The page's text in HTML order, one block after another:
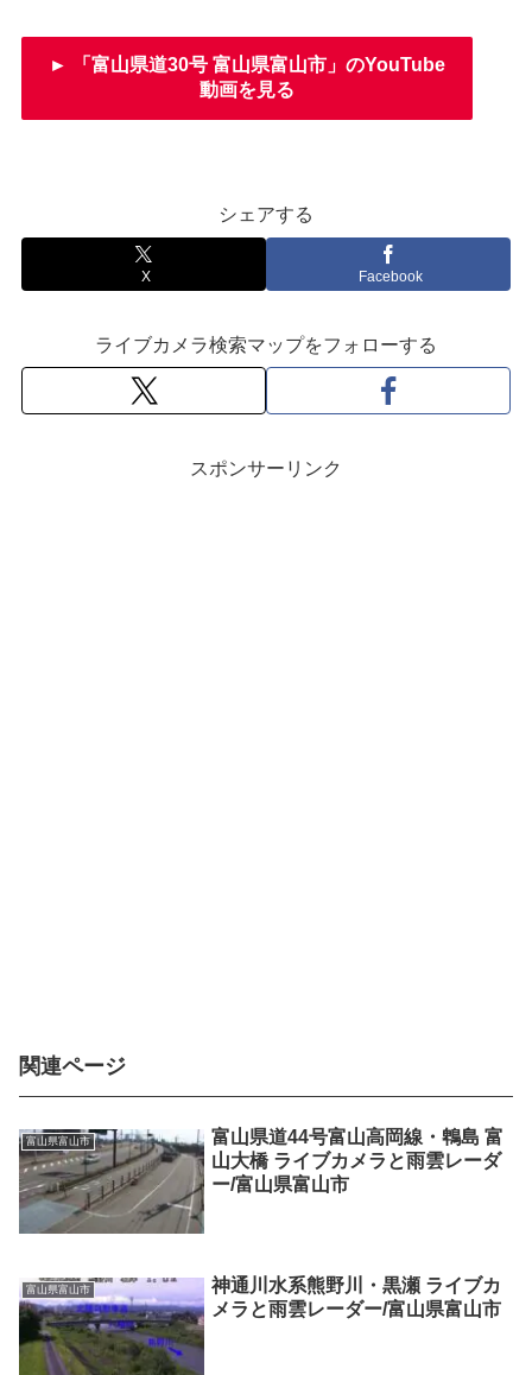
► 「富山県道30号 富山県富山市」のYouTube
動画を見る
シェアする
X Facebook
ライブカメラ検索マップをフォローする
スポンサーリンク
関連ページ
富山県富山市
富山県道44号富山高岡線・鵯島 富
山大橋 ライブカメラと雨雲レーダ
ー/富山県富山市
富山県富山市
神通川水系熊野川・黒瀬 ライブカ
メラと雨雲レーダー/富山県富山市